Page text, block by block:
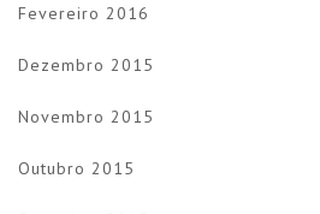
Fevereiro 2016
Dezembro 2015
Novembro 2015
Outubro 2015